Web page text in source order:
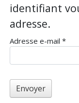
identifiant
adresse.
Adresse e-mail *
Envoyer